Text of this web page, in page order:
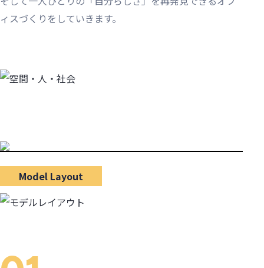
ィスづくりをしていきます。
Model Layout